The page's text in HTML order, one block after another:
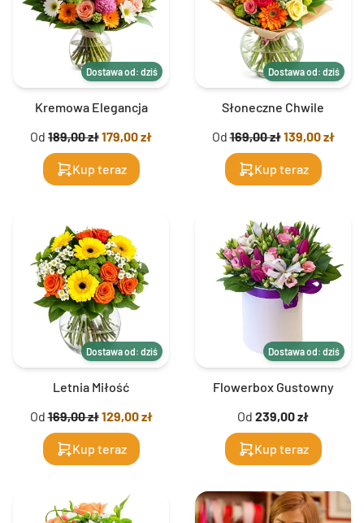
Dostawa od: dziś
Kremowa Elegancja
Od 189,00 zł179,00 zł
Kup teraz
Dostawa od: dziś
Słoneczne Chwile
Od169,00 zł139,00 zł
Kup teraz
Dostawa od: dziś
Letnia Miłość
Od169,00 zł129,00 zł
Kup teraz
Dostawa od: dziś
Flowerbox Gustowny
Od 239,00 zł
Kup teraz